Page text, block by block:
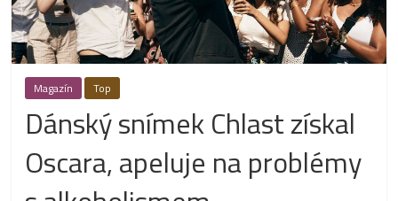
Magazín Top
Dánský snímek Chlast získal
Oscara, apeluje na problémy